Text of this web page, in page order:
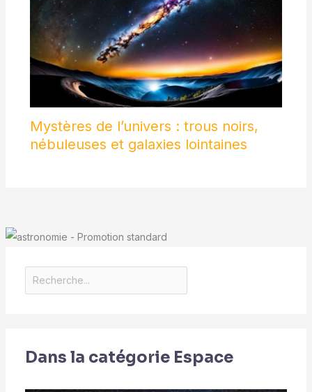
Mystères de l’univers : trous noirs,
nébuleuses et galaxies lointaines
Dans la catégorie Espace